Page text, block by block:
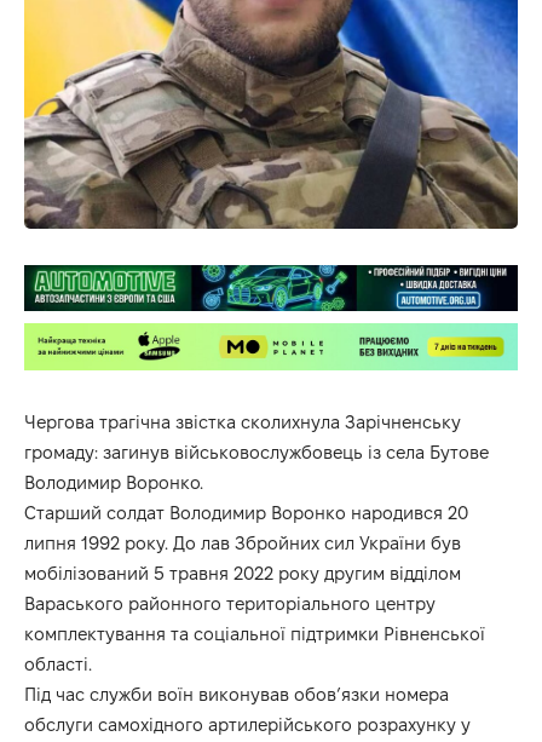
Чергова трагічна звістка сколихнула Зарічненську
громаду: загинув військовослужбовець із села Бутове
Володимир Воронко.
Старший солдат Володимир Воронко народився 20
липня 1992 року. До лав Збройних сил України був
мобілізований 5 травня 2022 року другим відділом
Вараського районного територіального центру
комплектування та соціальної підтримки Рівненської
області.
Під час служби воїн виконував обов’язки номера
обслуги самохідного артилерійського розрахунку у